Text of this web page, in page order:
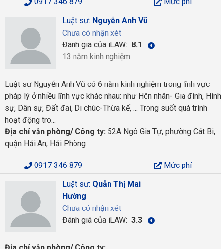
Luật sư: Nguyễn Anh Vũ
Chưa có nhận xét
Đánh giá của iLAW: 8.1
13 năm kinh nghiệm
Luật sư Nguyễn Anh Vũ có 6 năm kinh nghiệm trong lĩnh vực
pháp lý ở nhiều lĩnh vực khác nhau: như Hôn nhân- Gia đình, Hình
sự, Dân sự, Đất đai, Di chúc-Thừa kế, ... Trong suốt quá trình
hoạt động tro...
Địa chỉ văn phòng/ Công ty: 52A Ngô Gia Tự, phường Cát Bi,
quận Hải An, Hải Phòng
0917 346 879
Mức phí
Luật sư: Quản Thị Mai
Hường
Chưa có nhận xét
Đánh giá của iLAW: 3.3